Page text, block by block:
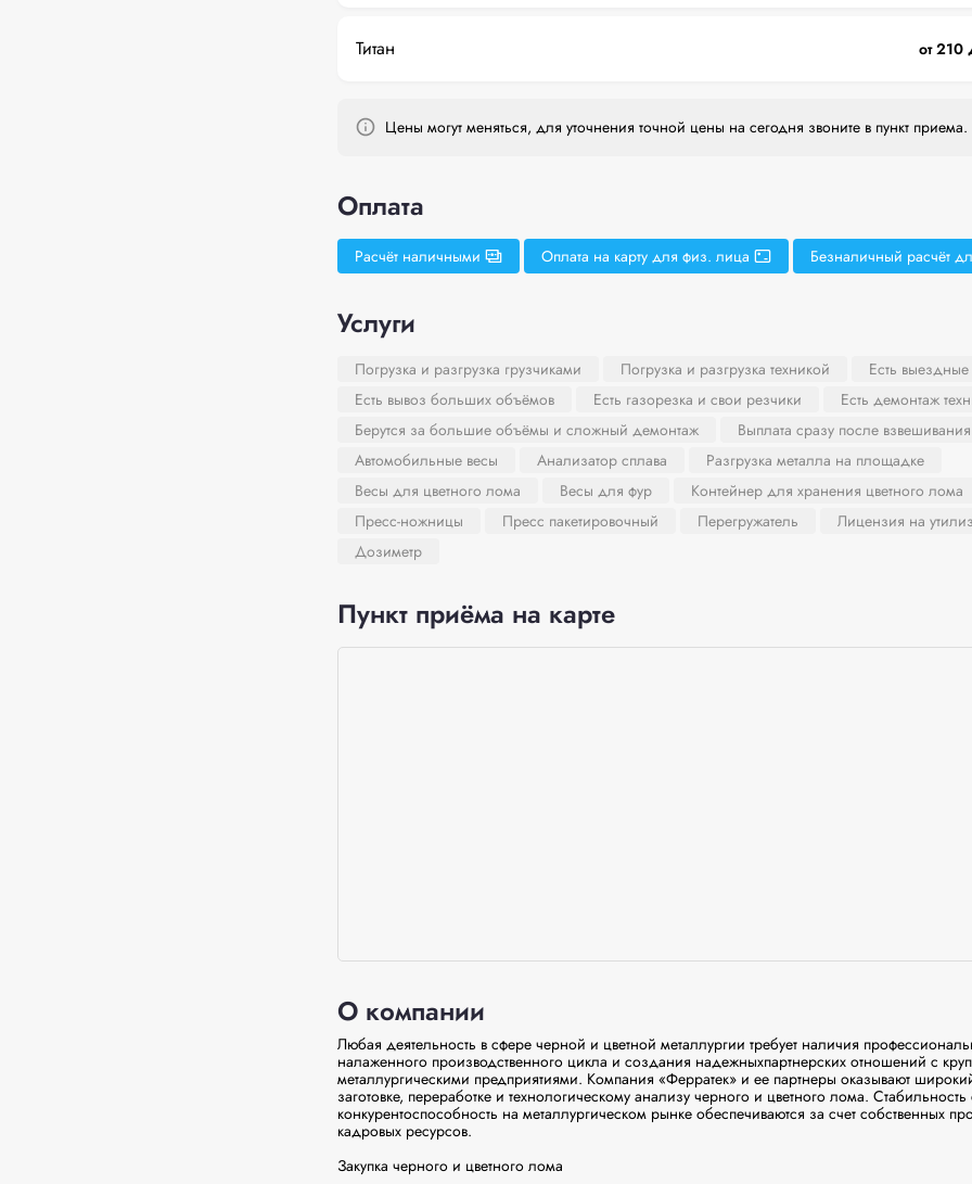
Титан от 210
Цены могут меняться, для уточнения точной цены на сегодня звоните в пункт приема.
Оплата
Расчёт наличными Оплата на карту для физ. лица Безналичный расчёт
Услуги
Погрузка и разгрузка грузчиками Погрузка и разгрузка техникой
Есть
Есть вывоз больших объёмов
Есть газорезка и свои резчики
Есть демонтаж
Берутся за большие объёмы и сложный демонтаж
Выплата сразу после взвешивания
Автомобильные весы
Анализатор сплава
Разгрузка металла на площадке
Весы для цветного лома
Весы для фур
Контейнер для хранения цветного лома
Пресс-ножницы
Пресс пакетировочный Перегружатель
Лицензия на
Дозиметр
Пункт приёма на карте
О компании
Любая деятельность в сфере черной и цветной металлургии требует наличия
налаженного производственного цикла и создания надежныхпартнерских отношений с
металлургическими предприятиями. Компания «Ферратек» и ее партнеры оказывают
заготовке, переработке и технологическому анализу черного и цветного лома. Стабильность
конкурентоспособность на металлургическом рынке обеспечиваются за счет собственных
кадровых ресурсов.
Закупка черного и цветного лома